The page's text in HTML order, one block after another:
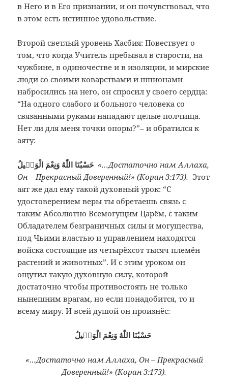
в Него и в Его признании, и он почувствовал, что
в этом есть истинное удовольствие.
Второй светлый уровень Хасбия: Повествует о
том, что когда Учитель пребывал в старости, на
чужбине, в одиночестве и в изоляции, и мирские
люди со своими коварствами и шпионами
набросились на него, он спросил у своего сердца:
“На одного слабого и больного человека со
связанными руками нападают целые полчища.
Нет ли для меня точки опоры?”– и обратился к
аяту:
«…Достаточно нам Аллаха,
Он – Прекрасный Доверенный!» (Коран 3:173).Этот
аят же дал ему такой духовный урок: “С
удостоверением веры ты обретаешь связь с
таким Абсолютно Всемогущим Царём, с таким
Обладателем безграничных силы и могущества,
под Чьими властью и управлением находятся
войска состоящие из четырёхсот тысяч племён
растений и животных”. И с этим уроком он
ощутил такую духовную силу, которой
достаточно чтобы противостоять не только
нынешним врагам, но если понадобится, то и
всему миру. И всей душой он произнёс:
«…Достаточно нам Аллаха, Он – Прекрасный
Доверенный!» (Коран 3:173).